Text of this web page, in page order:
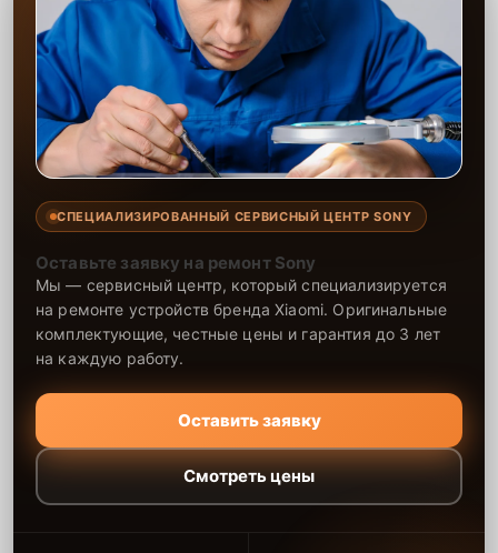
СПЕЦИАЛИЗИРОВАННЫЙ СЕРВИСНЫЙ ЦЕНТР SONY
Оставьте заявку на ремонт Sony
Мы — сервисный центр, который специализируется
на ремонте устройств бренда Xiaomi. Оригинальные
комплектующие, честные цены и гарантия до 3 лет
на каждую работу.
Оставить заявку
Смотреть цены